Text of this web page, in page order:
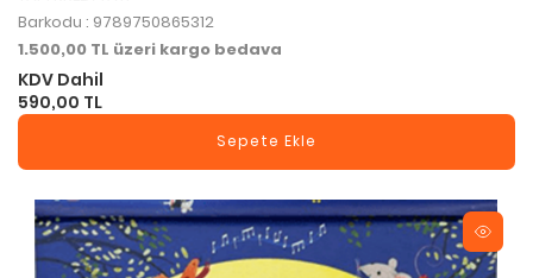
Barkodu : 9789750865312
1.500,00 TL üzeri kargo bedava
KDV Dahil
590,00 TL
Sepete Ekle